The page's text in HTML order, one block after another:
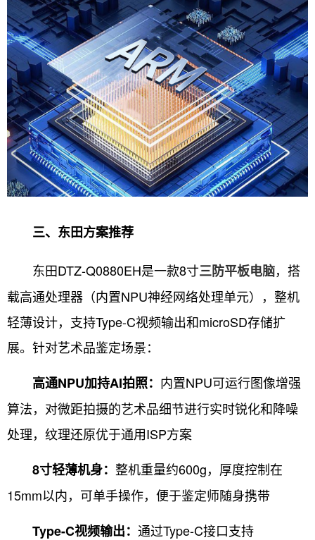
三、东田方案推荐
东田DTZ-Q0880EH是一款8寸三防平板电脑，搭
载高通处理器（内置NPU神经网络处理单元），整机
轻薄设计，支持Type-C视频输出和microSD存储扩
展。针对艺术品鉴定场景：
高通NPU加持AI拍照： 内置NPU可运行图像增强
算法，对微距拍摄的艺术品细节进行实时锐化和降噪
处理，纹理还原优于通用ISP方案
8寸轻薄机身： 整机重量约600g，厚度控制在
15mm以内，可单手操作，便于鉴定师随身携带
Type-C视频输出： 通过Type-C接口支持